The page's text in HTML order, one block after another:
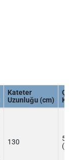
Kateter
Uzunluğu (cm)
130
5 Fr